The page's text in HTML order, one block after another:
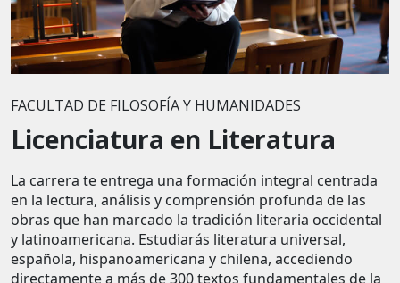
FACULTAD DE FILOSOFÍA Y HUMANIDADES
Licenciatura en Literatura
La carrera te entrega una formación integral centrada
en la lectura, análisis y comprensión profunda de las
obras que han marcado la tradición literaria occidental
y latinoamericana. Estudiarás literatura universal,
española, hispanoamericana y chilena, accediendo
directamente a más de 300 textos fundamentales de la